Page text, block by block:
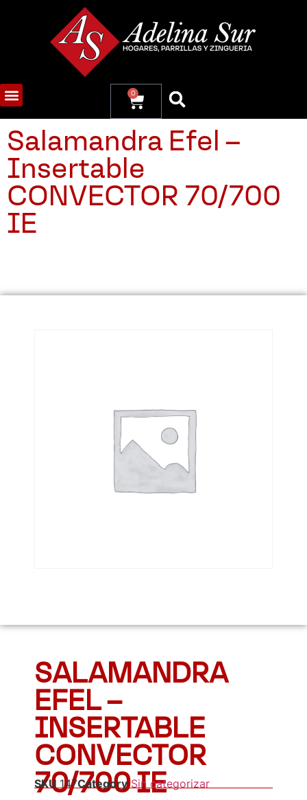
0
Salamandra Efel –
Insertable
CONVECTOR 70/700
IE
SALAMANDRA
EFEL –
INSERTABLE
CONVECTOR
70/700 IE
SKU 147Category Sin categorizar